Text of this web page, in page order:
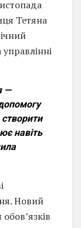
Тетяна
—
навіть
Новий